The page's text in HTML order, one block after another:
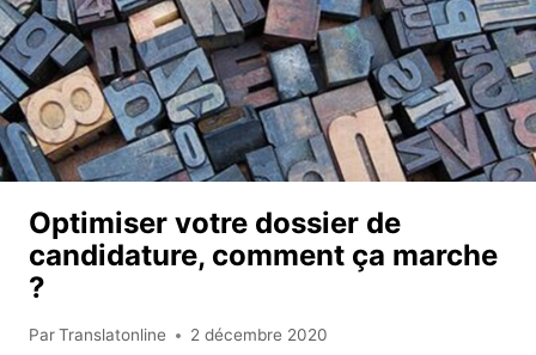
Optimiser votre dossier de
candidature, comment ça marche
?
ParTranslatonline 2 décembre 2020